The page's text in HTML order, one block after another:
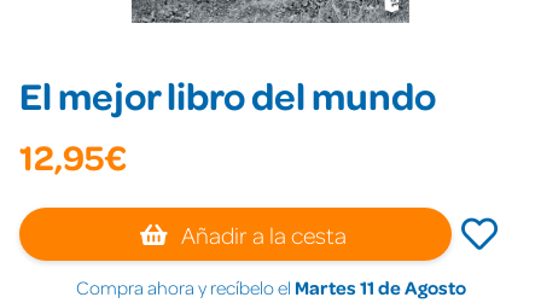
El mejor libro del mundo
12,95€
Añadir a la cesta
Compra ahora y recíbelo el Martes 11 de Agosto